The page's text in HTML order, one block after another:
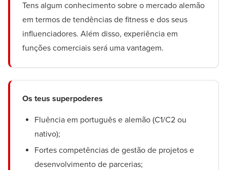
Tens algum conhecimento sobre o mercado alemão
em termos de tendências de fitness e dos seus
influenciadores. Além disso, experiência em
funções comerciais será uma vantagem.
Os teus superpoderes
Fluência em português e alemão (C1/C2 ou
nativo);
Fortes competências de gestão de projetos e
desenvolvimento de parcerias;